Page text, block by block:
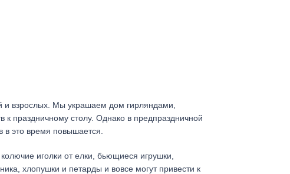
и взрослых. Мы украшаем дом гирляндами,
праздничному столу. Однако в предпраздничной
в это время повышается.
иголки от елки, бьющиеся игрушки,
хлопушки и петарды и вовсе могут привести к